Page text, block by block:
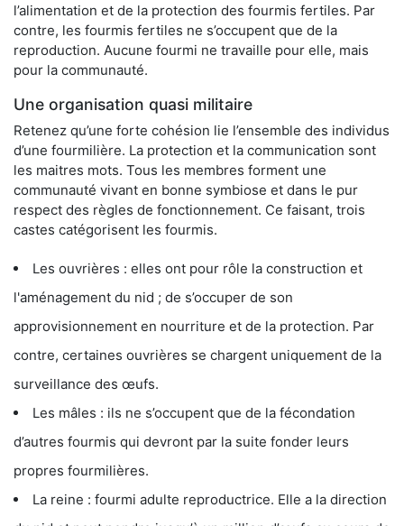
l’alimentation et de la protection des fourmis fertiles. Par
contre, les fourmis fertiles ne s’occupent que de la
reproduction. Aucune fourmi ne travaille pour elle, mais
pour la communauté.
Une organisation quasi militaire
Retenez qu’une forte cohésion lie l’ensemble des individus
d’une fourmilière. La protection et la communication sont
les maitres mots. Tous les membres forment une
communauté vivant en bonne symbiose et dans le pur
respect des règles de fonctionnement. Ce faisant, trois
castes catégorisent les fourmis.
Les ouvrières : elles ont pour rôle la construction et
l'aménagement du nid ; de s’occuper de son
approvisionnement en nourriture et de la protection. Par
contre, certaines ouvrières se chargent uniquement de la
surveillance des œufs.
Les mâles : ils ne s’occupent que de la fécondation
d’autres fourmis qui devront par la suite fonder leurs
propres fourmilières.
La reine : fourmi adulte reproductrice. Elle a la direction